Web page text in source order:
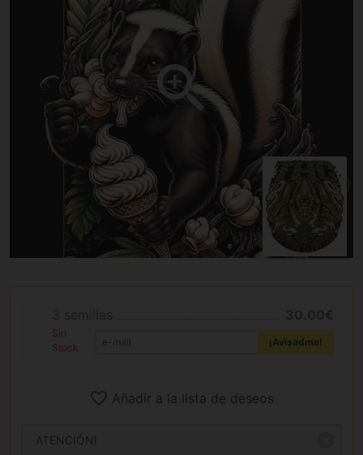
Sin
Stock
¡Avisadme!
Añadir a la lista de deseos
ATENCIÓN!